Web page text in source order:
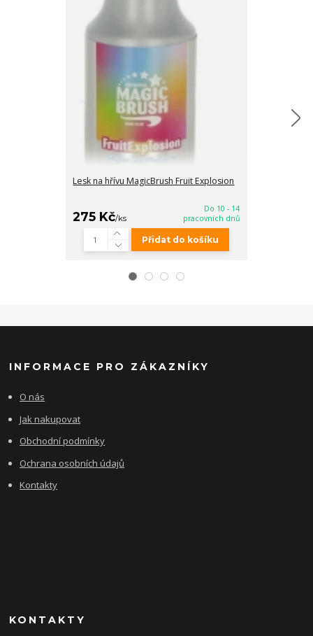
Lesk na hřívu MagicBrush Fruit Explosion
275 Kč/ks
Do 10 - 14
pracovních dnů
Přidat do košíku
INFORMACE PRO ZÁKAZNÍKY
O nás
Jak nakupovat
Obchodní podmínky
Ochrana osobních údajů
Kontakty
KONTAKTY